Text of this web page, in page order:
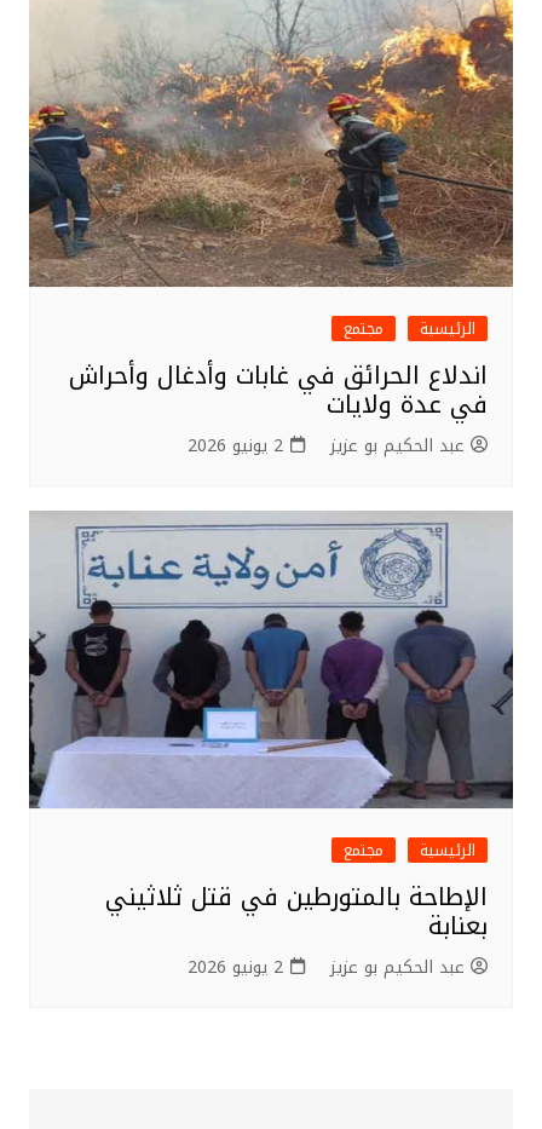
الرئيسية مجتمع
اندلاع الحرائق في غابات وأدغال وأحراش
في عدة ولايات
عبد الحكيم بو عزيز 2 يونيو 2026
الرئيسية مجتمع
الإطاحة بالمتورطين في قتل ثلاثيني
بعنابة
عبد الحكيم بو عزيز 2 يونيو 2026